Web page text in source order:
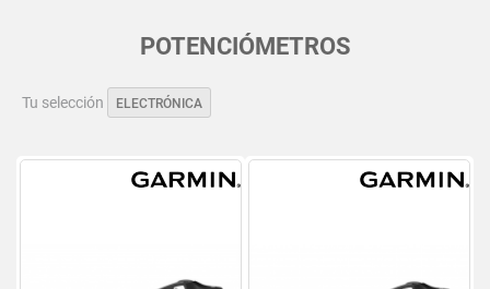
POTENCIÓMETROS
Tu selección ELECTRÓNICA